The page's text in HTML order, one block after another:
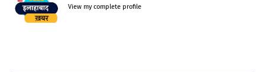
View my complete profile